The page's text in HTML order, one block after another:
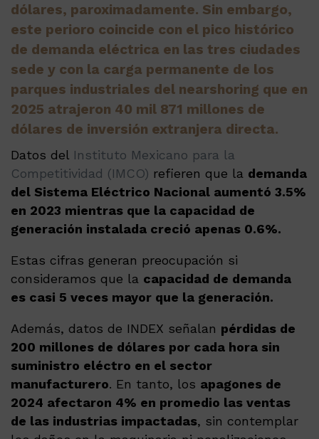
dólares, paroximadamente. Sin embargo,
este perioro coincide con el pico histórico
de demanda eléctrica en las tres ciudades
sede y con la carga permanente de los
parques industriales del nearshoring que en
2025 atrajeron 40 mil 871 millones de
dólares de inversión extranjera directa.
Datos del Instituto Mexicano para la
Competitividad (IMCO) refieren que la demanda
del Sistema Eléctrico Nacional aumentó 3.5%
en 2023 mientras que la capacidad de
generación instalada creció apenas 0.6%.
Estas cifras generan preocupación si
consideramos que la capacidad de demanda
es casi 5 veces mayor que la generación.
Además, datos de INDEX señalan pérdidas de
200 millones de dólares por cada hora sin
suministro eléctro en el sector
manufacturero. En tanto, los apagones de
2024 afectaron 4% en promedio las ventas
de las industrias impactadas, sin contemplar